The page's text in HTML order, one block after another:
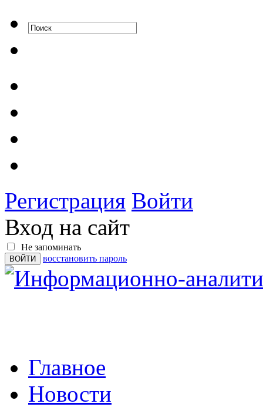
Регистрация Войти
Вход на сайт
Не запоминать
восстановить пароль
Главное
Новости